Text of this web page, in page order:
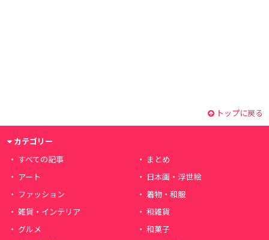
トップに戻る
カテゴリー
すべての記事
まとめ
アート
日本画・浮世絵
ファッション
着物・和服
雑貨・インテリア
和雑貨
グルメ
和菓子